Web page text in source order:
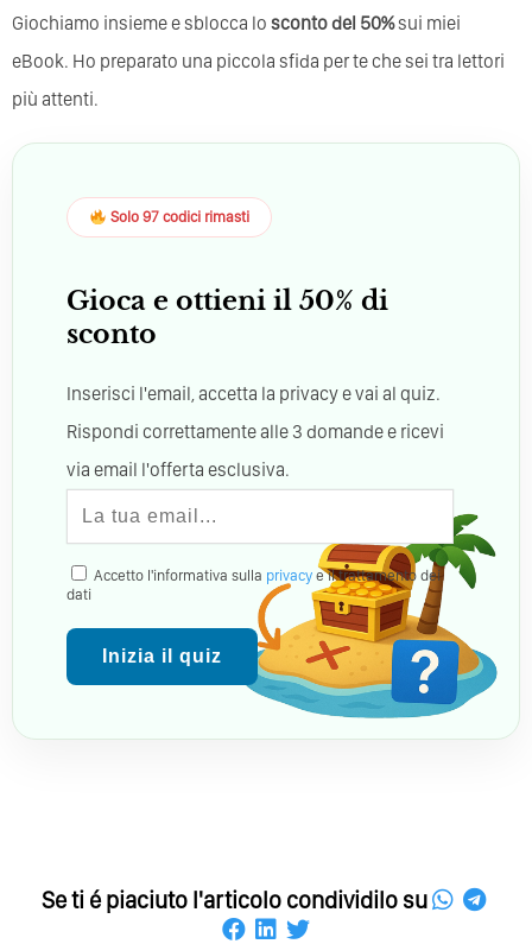
Giochiamo insieme e sblocca lo sconto del 50%sui miei
eBook. Ho preparato una piccola sfida per te che sei tra lettori
più attenti.
Solo 97 codici rimasti
Gioca e ottieni il 50% di
sconto
Inserisci l'email, accetta la privacy e vai al quiz.
Rispondi correttamente alle 3 domande e ricevi
via email l'offerta esclusiva.
Accetto l'informativa sulla privacy e il trattamento dei
dati
Inizia il quiz
Se ti é piaciuto l'articolo condividilo su